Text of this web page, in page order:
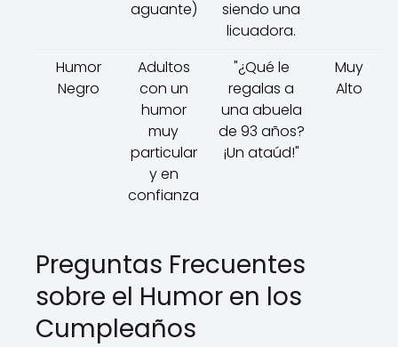
aguante)
siendo una
licuadora.
Humor
Negro
Adultos
con un
humor
muy
particular
y en
confianza
"¿Qué le
regalas a
una abuela
de 93 años?
¡Un ataúd!"
Muy
Alto
Preguntas Frecuentes
sobre el Humor en los
Cumpleaños